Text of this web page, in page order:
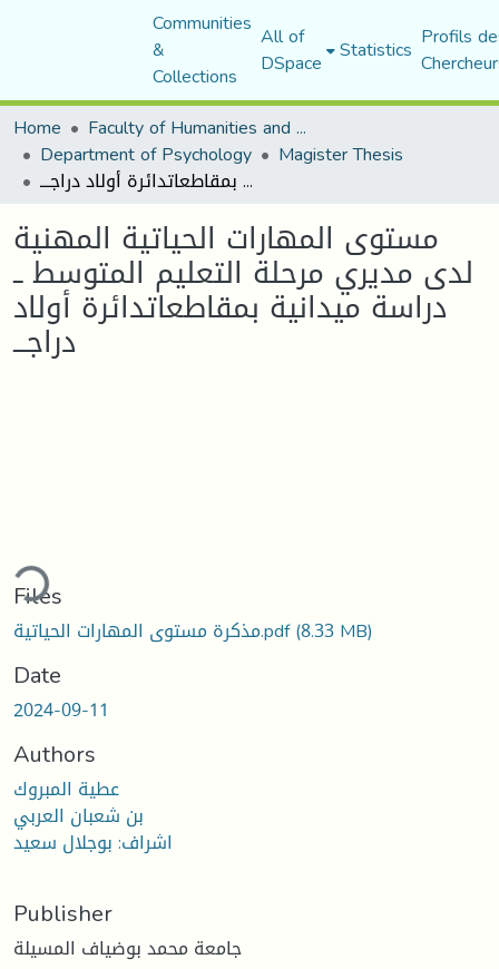
Communities
&
Collections
All of
DSpace Statistics Profils
Home
Faculty of Humanities and Social Sciences
Department of Psychology Magister Thesis
مستوى المهارات الحياتية المهنية لدى مديري مرحلة التعليم المتوسط ــ دراسة ميدانية بمقاطعاتدائرة أولاد دراجـــ
مستوى المهارات الحياتية المهنية
لدى مديري مرحلة التعليم المتوسط ــ
دراسة ميدانية بمقاطعاتدائرة أولاد
دراجـــ
Files
مذكرة مستوى المهارات الحياتية.pdf(8.33 MB)
Date
2024-09-11
Authors
عطية المبروك
بن شعبان العربي
اشراف: بوجلال سعيد
Publisher
جامعة محمد بوضياف المسيلة